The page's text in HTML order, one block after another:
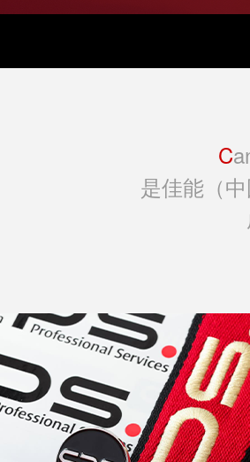
C
是佳能（